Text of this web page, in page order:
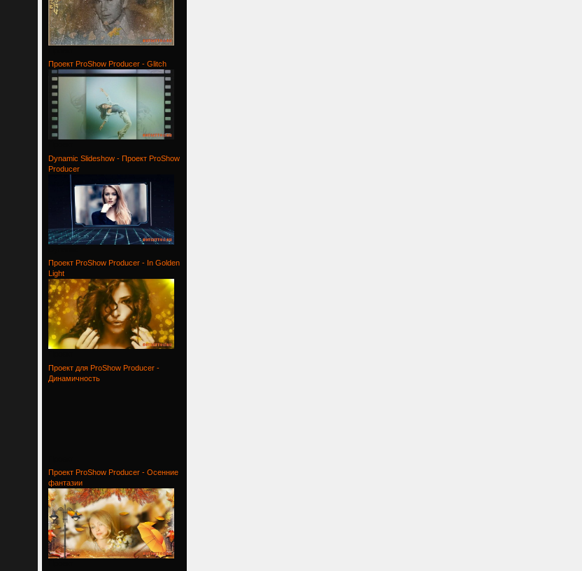
Проект ProShow Producer - Glitch
Dynamic Slideshow - Проект ProShow
Producer
Проект ProShow Producer - In Golden
Light
Проект для ProShow Producer -
Динамичность
Проект ProShow Producer - Осенние
фантазии